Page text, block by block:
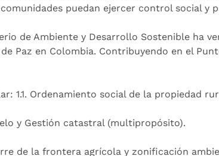
puedan ejercer control social y
de Ambiente y Desarrollo Sostenible ha
Paz en Colombia. Contribuyendo en el
1.1. Ordenamiento social de la propiedad
y Gestión catastral (multipropósito).
de la frontera agrícola y zonificación